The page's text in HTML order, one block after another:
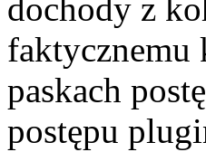
dochody z
faktycznemu
paskach
postępu